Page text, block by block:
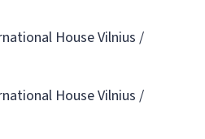
House Vilnius /
House Vilnius /